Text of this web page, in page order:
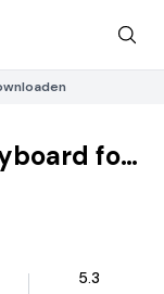
for
5.3